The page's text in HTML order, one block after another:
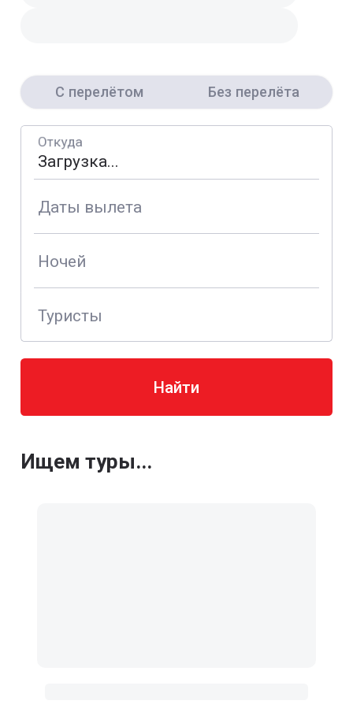
С перелётом Без перелёта
Откуда
Даты вылета
Ночей
Туристы
Найти
Ищем туры...